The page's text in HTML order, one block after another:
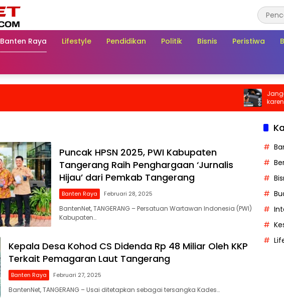
Banten Raya Lifestyle Pendidikan Politik Bisnis Peristiwa
Jangan
karena Bisa
Biaya di
Puncak HPSN 2025, PWI Kabupaten
Tangerang Raih Penghargaan ‘Jurnalis
Hijau’ dari Pemkab Tangerang
Banten Raya Februari 28, 2025
BantenNet, TANGERANG – Persatuan Wartawan Indonesia (PWI)
Kabupaten…
Kepala Desa Kohod CS Didenda Rp 48 Miliar Oleh KKP
Terkait Pemagaran Laut Tangerang
Banten Raya Februari 27, 2025
BantenNet, TANGERANG – Usai ditetapkan sebagai tersangka Kades…